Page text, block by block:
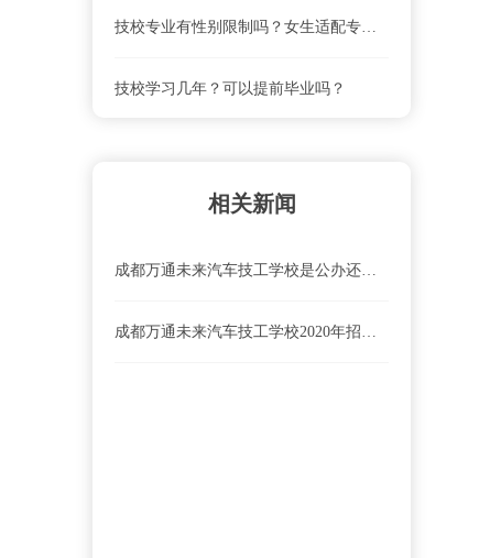
技校专业有性别限制吗？女生适配专业清单
技校学习几年？可以提前毕业吗？
相关新闻
成都万通未来汽车技工学校是公办还是民办学校？
成都万通未来汽车技工学校2020年招生专业